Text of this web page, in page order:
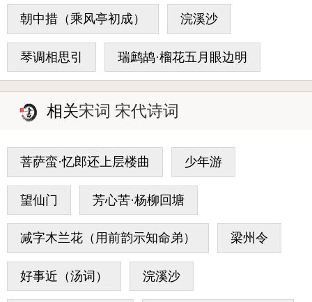
朝中措（乘风亭初成） 浣溪沙
琴调相思引 瑞鹧鸪·榴花五月眼边明
相关宋词 宋代诗词
菩萨蛮·忆郎还上层楼曲 少年游
望仙门 芳心苦·杨柳回塘
减字木兰花（用前韵示知命弟） 梁州令
好事近（汤词） 浣溪沙